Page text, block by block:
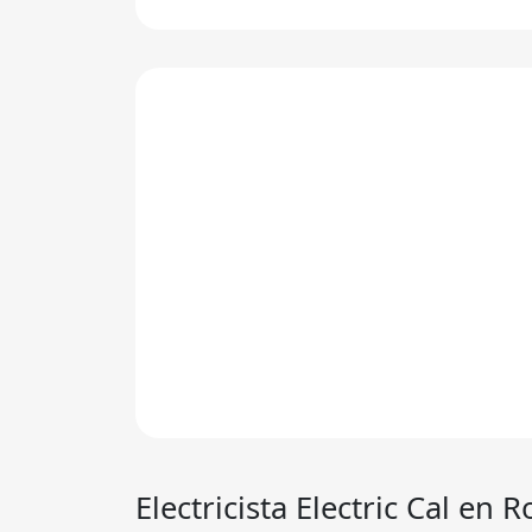
Electricista Electric Cal en